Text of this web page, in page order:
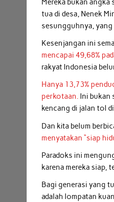
tua di desa, Nenek
sesungguhnya,
Kesenjangan ini
mencapai 49,68%
rakyat Indonesia
Hanya 13,73%
perkotaan. Ini bukan
kencang di jalan tol
Dan kita belum
menyatakan “siap
Paradoks ini
karena mereka siap,
Bagi generasi yang
adalah lompatan